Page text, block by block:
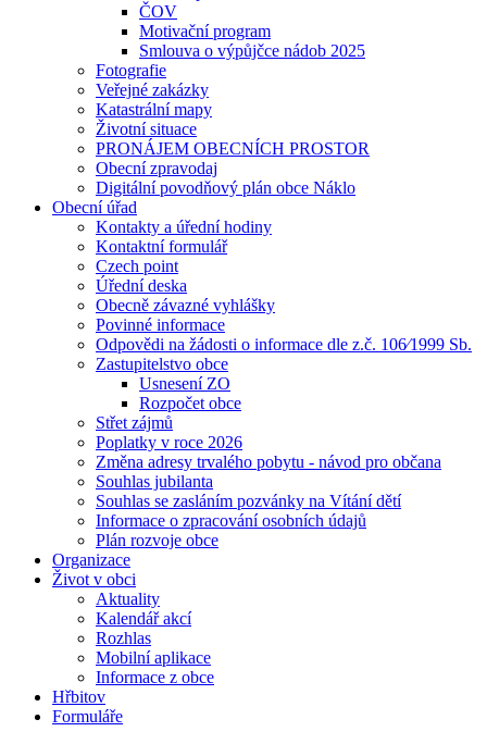
ČOV
Motivační program
Smlouva o výpůjčce nádob 2025
Fotografie
Veřejné zakázky
Katastrální mapy
Životní situace
PRONÁJEM OBECNÍCH PROSTOR
Obecní zpravodaj
Digitální povodňový plán obce Náklo
Obecní úřad
Kontakty a úřední hodiny
Kontaktní formulář
Czech point
Úřední deska
Obecně závazné vyhlášky
Povinné informace
Odpovědi na žádosti o informace dle z.č. 106⁄1999 Sb.
Zastupitelstvo obce
Usnesení ZO
Rozpočet obce
Střet zájmů
Poplatky v roce 2026
Změna adresy trvalého pobytu - návod pro občana
Souhlas jubilanta
Souhlas se zasláním pozvánky na Vítání dětí
Informace o zpracování osobních údajů
Plán rozvoje obce
Organizace
Život v obci
Aktuality
Kalendář akcí
Rozhlas
Mobilní aplikace
Informace z obce
Hřbitov
Formuláře